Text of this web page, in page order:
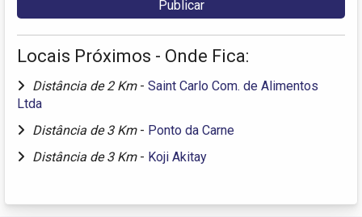
Locais Próximos - Onde Fica:
Distância de 2 Km - Saint Carlo Com. de Alimentos
Ltda
Distância de 3 Km - Ponto da Carne
Distância de 3 Km - Koji Akitay